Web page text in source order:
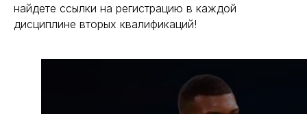
найдете ссылки на регистрацию в каждой
дисциплине вторых квалификаций!